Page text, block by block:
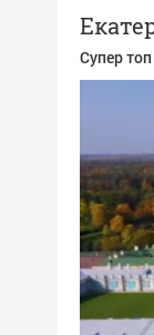
Супер топ